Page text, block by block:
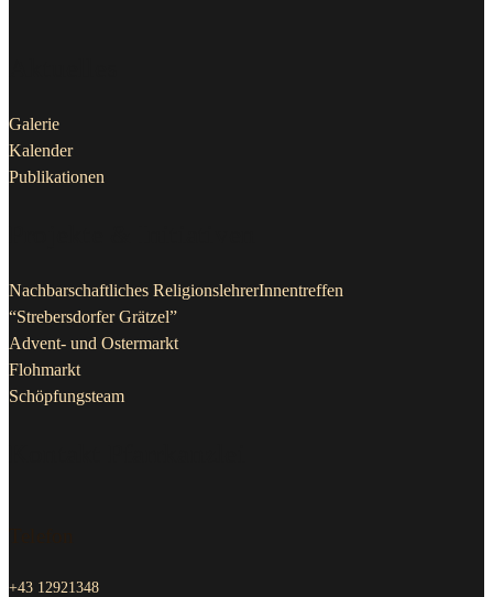
Galerie
Kalender
Publikationen
Nachbarschaftliches ReligionslehrerInnentreffen
“Strebersdorfer Grätzel”
Advent- und Ostermarkt
Flohmarkt
Schöpfungsteam
+43 12921348